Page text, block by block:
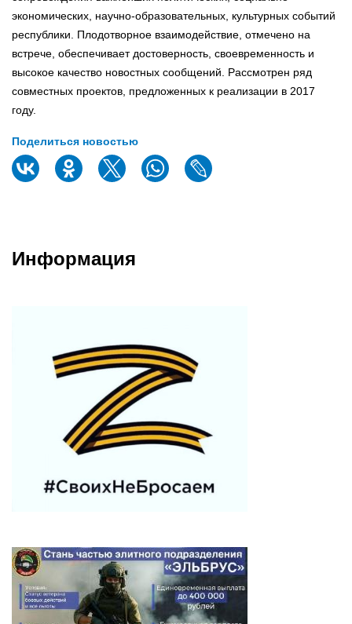
экономических, научно-образовательных, культурных событий
республики. Плодотворное взаимодействие, отмечено на
встрече, обеспечивает достоверность, своевременность и
высокое качество новостных сообщений. Рассмотрен ряд
совместных проектов, предложенных к реализации в 2017
году.
Поделиться новостью
Информация